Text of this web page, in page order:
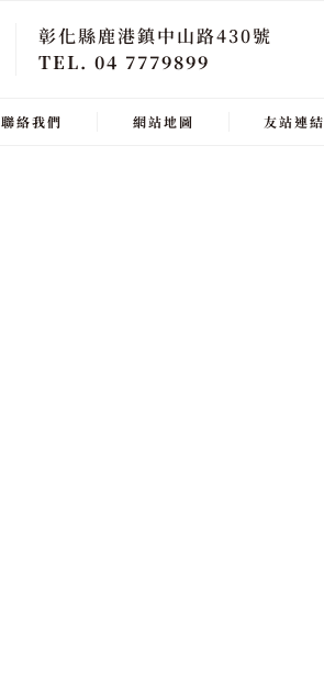
彰化縣鹿港鎮中山路430號
TEL. 04 7779899
聯絡我們 網站地圖 友站連結